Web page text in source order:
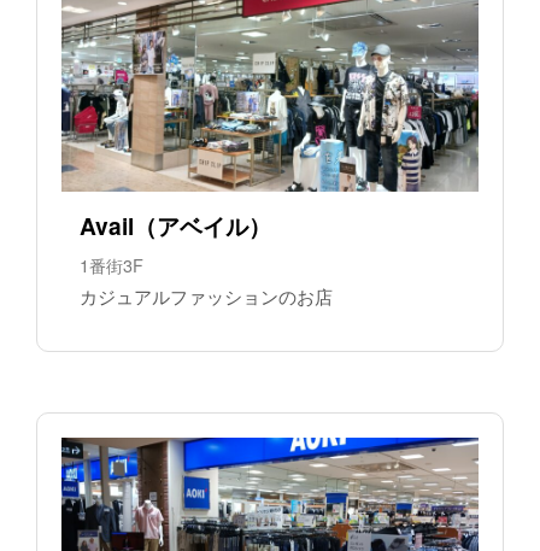
Avail（アベイル）
1番街3F
カジュアルファッションのお店